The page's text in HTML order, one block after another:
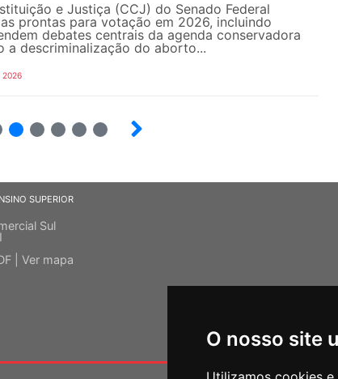
O nosso site
e Justiça (CCJ) do Senado Federal
prontas para votação em 2026, incluindo
debates centrais da agenda conservadora
a descriminalização do aborto...
2026
SUPERIOR
Sul
| Ver mapa